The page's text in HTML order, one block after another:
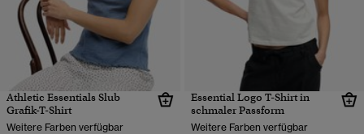
Athletic Essentials Slub
Grafik-T-Shirt
Weitere Farben verfügbar
Essential Logo T-Shirt in
schmaler Passform
Weitere Farben verfügbar